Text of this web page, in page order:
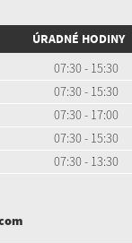
ÚRADNÉ HODINY
07:30 - 15:30
07:30 - 15:30
07:30 - 17:00
07:30 - 15:30
07:30 - 13:30